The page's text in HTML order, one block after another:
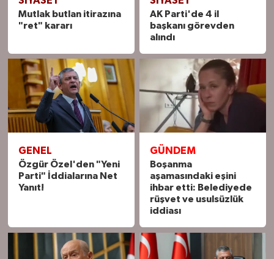
Mutlak butlan itirazına
"ret" kararı
AK Parti'de 4 il
başkanı görevden
alındı
GENEL
Özgür Özel'den "Yeni
Parti" İddialarına Net
Yanıt!
GÜNDEM
Boşanma
aşamasındaki eşini
ihbar etti: Belediyede
rüşvet ve usulsüzlük
iddiası